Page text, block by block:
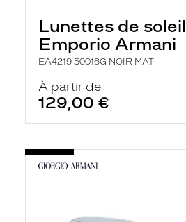
Lunettes de soleil
Emporio Armani
EA4219 50016G NOIR MAT
À partir de
129,00 €